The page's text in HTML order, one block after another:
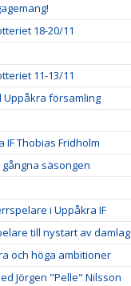
18-20/11
11-13/11
Uppåkra församling
IF Thobias Fridholm
säsongen
i Uppåkra IF
till nystart av damlag
och höga ambitioner
Jörgen "Pelle" Nilsson